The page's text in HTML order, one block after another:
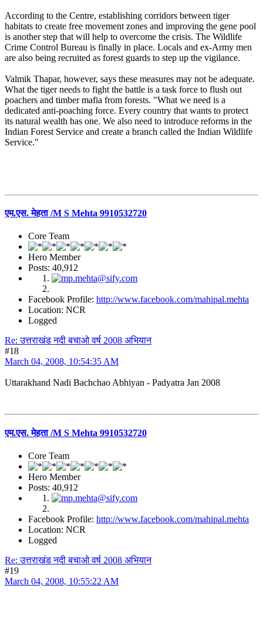
According to the Centre, establishing corridors between tiger
habitats to create free movement zones and improving the gene pool
is another step that will help to overcome the crisis. The Wildlife
Crime Control Bureau is finally in place. Locals and ex-Army men
are also being recruited as forest guards to step up the vigilance.
Valmik Thapar, however, says these measures may not be adequate.
What the tiger needs to fight the battle is a task force to flush out
poachers and timber mafia from forests. "What we need is a
dedicated anti-poaching force. Every country that wants to protect
its natural wealth has one. We also need to introduce reforms in the
Indian Forest Service and create a branch called the Indian Wildlife
Service."
एम.एस. मेहता /M S Mehta 9910532720
Core Team
Hero Member
Posts: 40,912
Facebook Profile: http://www.facebook.com/mahipal.mehta
Location: NCR
Logged
Re: उत्तराखंड नदी बचाओ वर्ष 2008 अभियान
#18
March 04, 2008, 10:54:35 AM
Uttarakhand Nadi Bachchao Abhiyan - Padyatra Jan 2008
एम.एस. मेहता /M S Mehta 9910532720
Core Team
Hero Member
Posts: 40,912
Facebook Profile: http://www.facebook.com/mahipal.mehta
Location: NCR
Logged
Re: उत्तराखंड नदी बचाओ वर्ष 2008 अभियान
#19
March 04, 2008, 10:55:22 AM